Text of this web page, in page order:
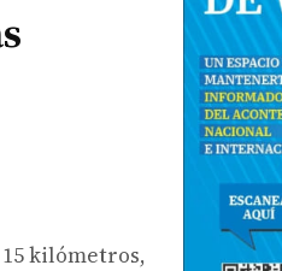
15 kilómetros,